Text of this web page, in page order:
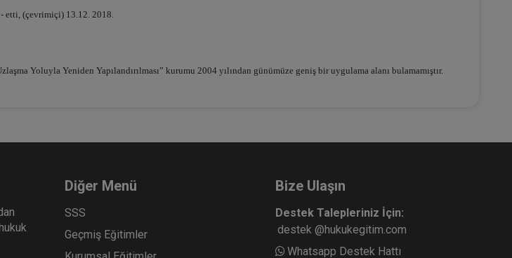
etti, (çevrimiçi) 13.12. 2018.
Yoluyla Yeniden Yapılandırılması” kurumu 2004 yılından günümüze geniş bir uygulama alanı bulamamıştır.
Diğer Menü
SSS
Geçmiş Eğitimler
Bize Ulaşın
Destek Talepleriniz İçin:
destek @hukukegitim.com
Whatsapp Destek Hattı